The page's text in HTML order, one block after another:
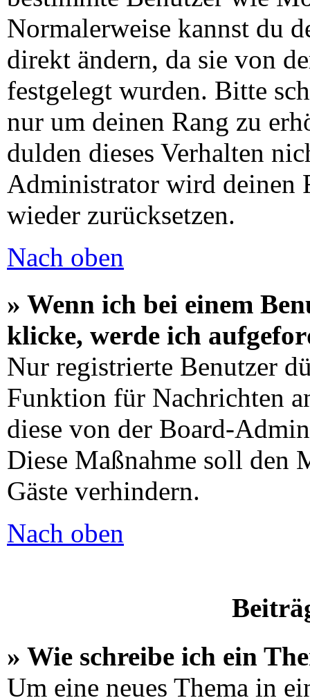
Normalerweise kannst du
direkt ändern, da sie von
festgelegt wurden. Bitte
nur um deinen Rang zu
dulden dieses Verhalten
Administrator wird deinen
wieder zurücksetzen.
Nach oben
» Wenn ich bei einem
klicke, werde ich
Nur registrierte Benutzer
Funktion für Nachrichten
diese von der Board-
Diese Maßnahme soll den
Gäste verhindern.
Nach oben
» Wie schreibe ich ein
Um eine neues Thema in